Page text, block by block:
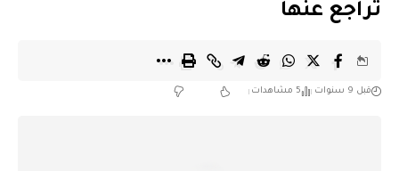
تراجع عنها
قبل 9 سنوات 5 مشاهدات